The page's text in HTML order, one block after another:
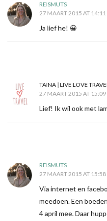
REISMUTS
27 MAART 2015 AT 14:11
Ja lief he! 😀
TAINA | LIVE LOVE
27 MAART 2015 AT 15:09
Lief! Ik wil ook met
REISMUTS
27 MAART 2015 AT 15:58
Via internet en
meedoen. Een
4 april mee. Daar